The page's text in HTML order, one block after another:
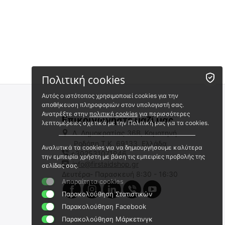
Αντλία Αφαίρεσης
Δηλητηρίου για Φίδια,
Σκορπιούς και Έντομα
Άμεσα διαθέσιμο
Αποστολή εντός 24 ωρών
Extractor Συσκευή
Αναρρόφησης Δηλητηρίου
Extractor-46578
Άμεσα διαθέσιμο
Αποστολή εντός 24 ωρών
€13.50
Επικοινωνήστε μαζί μας
Λ. Δημοκρατίας 36Β, Κομοτηνή
Ροδόπη,Τ.Κ. 69133, Ελλάδα
+302531071946
info@firstaidshop.gr
Δευτέρα- Παρασκευή 8:30 - 16:30
Πολιτική cookies
Αυτός ο ιστότοπος χρησιμοποιεί cookies για την
αποθήκευση πληροφοριών στον υπολογιστή σας.
Ανατρέξτε στην πολιτική cookies για περισσότερες
λεπτομέρειες σχετικά με την Πολιτική μας για τα cookies.
Αναλυτικά τα cookies για να δημιουργήσουμε καλύτερα
την εμπειρία χρήστη με βάση τις εμπειρίες προβολής της
σελίδας σας.
Απαραίτητα cookies
Παρακολούθηση Στατιστικών
Παρακολούθηση Facebook
Παρακολούθηση Μάρκετινγκ